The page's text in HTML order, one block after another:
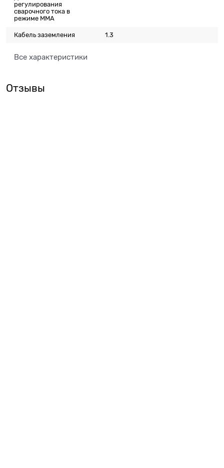
регулирования
сварочного тока в
режиме ММА
Кабель заземления 1.3
Все характеристики
Отзывы